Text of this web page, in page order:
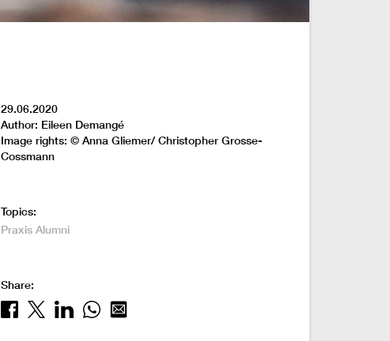
29.06.2020
Author: Eileen Demangé
Image rights: © Anna Gliemer/ Christopher Grosse-
Cossmann
Topics:
Praxis Alumni
Share: